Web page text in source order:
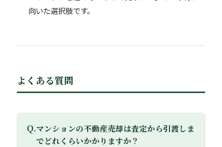
向いた選択肢です。
よくある質問
Q.マンションの不動産売却は査定から引渡しま
でどれくらいかかりますか？